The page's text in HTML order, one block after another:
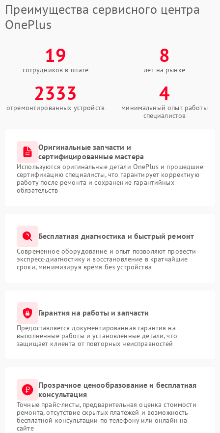
Преимущества сервисного центра
OnePlus
19
сотрудников в штате
8
лет на рынке
2333
отремонтированных устройств
4
минимальный опыт работы
специалистов
Оригинальные запчасти и
сертифицированные мастера
Используются оригинальные детали OnePlus и прошедшие
сертификацию специалисты, что гарантирует корректную
работу после ремонта и сохранение гарантийных
обязательств
Бесплатная диагностика и быстрый ремонт
Современное оборудование и опыт позволяют провести
экспресс-диагностику и восстановление в кратчайшие
сроки, минимизируя время без устройства
Гарантия на работы и запчасти
Предоставляется документированная гарантия на
выполненные работы и установленные детали, что
защищает клиента от повторных неисправностей
Прозрачное ценообразование и бесплатная
консультация
Точные прайс-листы, предварительная оценка стоимости
ремонта, отсутствие скрытых платежей и возможность
бесплатной консультации по телефону или онлайн на
сайте